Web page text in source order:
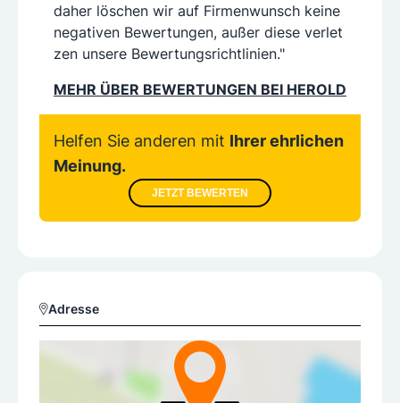
daher löschen wir auf Firmenwunsch keine
negativen Bewertungen, außer diese verlet
zen unsere Bewertungsrichtlinien."
MEHR ÜBER BEWERTUNGEN BEI HEROLD
Helfen Sie anderen mit Ihrer ehrlichen
Meinung.
JETZT BEWERTEN
Adresse